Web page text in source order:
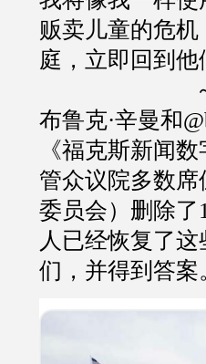
贩卖儿童的危
庭，立即回到
布鲁克·辛曼和
《福克斯新闻
管众议院多数
委员会）删除了
人已经恢复了
们，并得到答案